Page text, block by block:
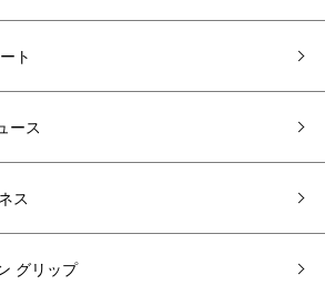
ト
ース
ス
グリップ